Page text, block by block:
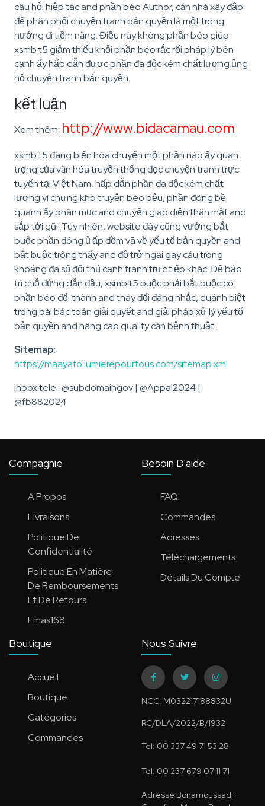
câu hỏi hiệp tác and phần béo Author, căn nhà xây đắp
để phân phối chuyện tranh bản quyền là một trong
hướng đi tiềm năng. Điều này không phần béo giúp
xsmb t5 giảm thiểu khỏi phần béo rắc rối pháp lý bên
cạnh ấy hấp dẫn được phần đa độc kém chất lượng ủng
hộ chuyện tranh bản quyền.
kết luận
Xem thêm: http://www.bidacamau.com
xsmb t5 đang biến hóa chuyển một phần nào ấy quan
trọng của văn hóa truyền thống đọc chuyện tranh trực
tuyến tại Việt Nam, hấp dẫn phần đa độc kém chất
lượng vì chưng kho truyện béo bệu, phần đông bề
quanh ấy phân mục and chuyển giao diện thân mật and
sắp tới gũi. Tuy nhiên, website đây cũng vướng bắt
buộc phần đông ủ ấp đồm vã về yếu tố bản quyền and
bắt buộc trông thấy and độ trở ngại gay cáu trong
khoảng đa số đối thủ cạnh tranh trực tiếp khác. Để bảo
trì chỗ đứng dẫn đầu, xsmb t5 buộc phải bắt buộc có
phần béo đổi thành and thay đổi đáng nhắc, quánh biệt
trong bài bác toán giải quyết and giải pháp xử lý yếu tố
bản quyền and nâng cao quality căn bệnh thuật.
Sitemap:
https://maayato.lumierepourtous.com/sitemap.xml
Inbox tele : @subdomaingov | @Appal2024 |
@fb882024
Compagnie
A Propos
Livraisons
Politique De
Confidentialité
Politique En Matière
De Remboursements
Et De Retours
Emas168
Besoin D'aide
FAQ
Commandes
Adresses
Téléchargements
Détails Du Compte
Boutique
Accueil
Boutique
Catégories
Commandes
Nous Suivre
NCC: M032217188832U
RC/DLA/2022/B/1932
Tel: 00 337 49 71 53 28
Tel: 00 237 679 07 11 71
Adresse Bonamoussadi